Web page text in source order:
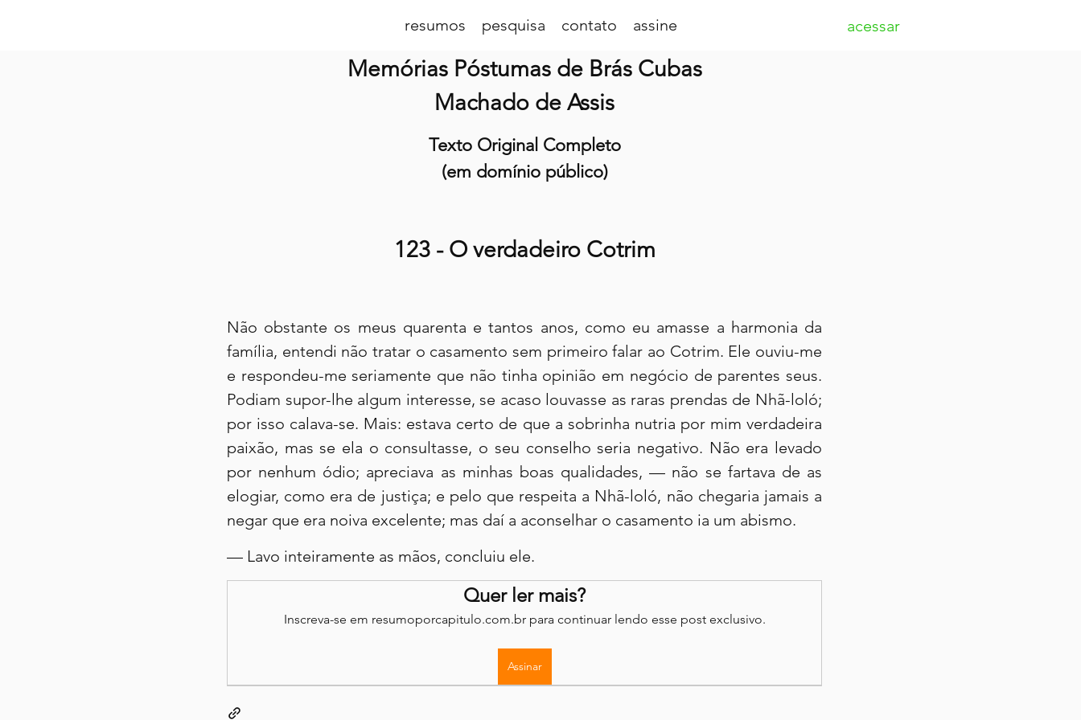
resumos pesquisa contato assine acessar
Memórias Póstumas de Brás Cubas
Machado de Assis
Texto Original Completo
(em domínio público)
123 - O verdadeiro Cotrim
Não obstante os meus quarenta e tantos anos, como eu amasse a harmonia da
família, entendi não tratar o casamento sem primeiro falar ao Cotrim. Ele ouviu-me
e respondeu-me seriamente que não tinha opinião em negócio de parentes seus.
Podiam supor-lhe algum interesse, se acaso louvasse as raras prendas de Nhã-loló;
por isso calava-se. Mais: estava certo de que a sobrinha nutria por mim verdadeira
paixão, mas se ela o consultasse, o seu conselho seria negativo. Não era levado
por nenhum ódio; apreciava as minhas boas qualidades, — não se fartava de as
elogiar, como era de justiça; e pelo que respeita a Nhã-loló, não chegaria jamais a
negar que era noiva excelente; mas daí a aconselhar o casamento ia um abismo.
— Lavo inteiramente as mãos, concluiu ele.
Quer ler mais?
Inscreva-se em resumoporcapitulo.com.br para continuar lendo esse post exclusivo.
Assinar